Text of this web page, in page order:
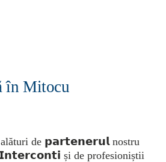
în Mitocu
de 𝗽𝗮𝗿𝘁𝗲𝗻𝗲𝗿𝘂𝗹 nostru
și de profesioniștii